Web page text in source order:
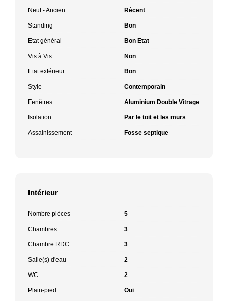
Neuf - Ancien Récent
Standing Bon
Etat général Bon Etat
Vis à Vis Non
Etat extérieur Bon
Style Contemporain
Fenêtres Aluminium Double Vitrage
Isolation Par le toit et les murs
Assainissement Fosse septique
Intérieur
Nombre pièces 5
Chambres 3
Chambre RDC 3
Salle(s) d'eau 2
WC 2
Plain-pied Oui